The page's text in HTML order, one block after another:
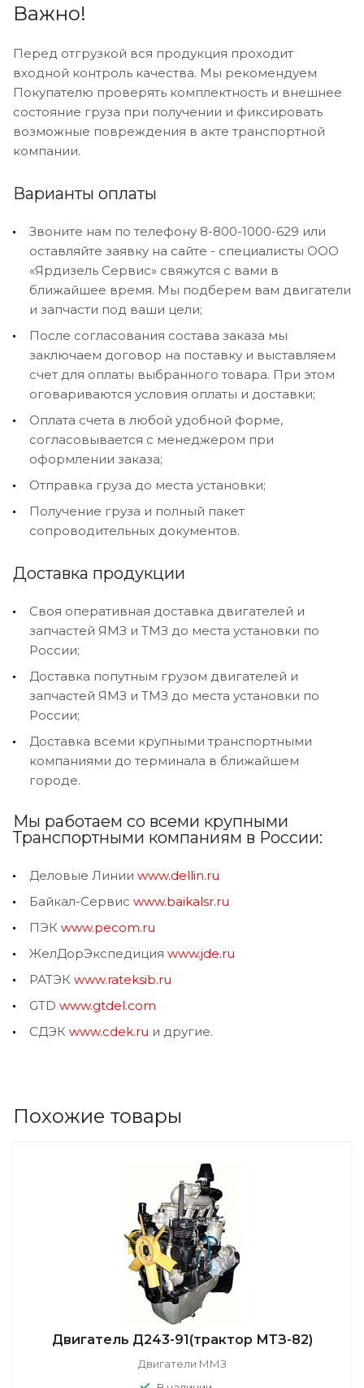
Важно!
Перед отгрузкой вся продукция проходит
входной контроль качества. Мы рекомендуем
Покупателю проверять комплектность и внешнее
состояние груза при получении и фиксировать
возможные повреждения в акте транспортной
компании.
Варианты оплаты
Звоните нам по телефону 8-800-1000-629 или
оставляйте заявку на сайте - специалисты ООО
«Ярдизель Сервис» свяжутся с вами в
ближайшее время. Мы подберем вам двигатели
и запчасти под ваши цели;
После согласования состава заказа мы
заключаем договор на поставку и выставляем
счет для оплаты выбранного товара. При этом
оговариваются условия оплаты и доставки;
Оплата счета в любой удобной форме,
согласовывается с менеджером при
оформлении заказа;
Отправка груза до места установки;
Получение груза и полный пакет
сопроводительных документов.
Доставка продукции
Своя оперативная доставка двигателей и
запчастей ЯМЗ и ТМЗ до места установки по
России;
Доставка попутным грузом двигателей и
запчастей ЯМЗ и ТМЗ до места установки по
России;
Доставка всеми крупными транспортными
компаниями до терминала в ближайшем
городе.
Мы работаем со всеми крупными
Транспортными компаниям в России:
Деловые Линии www.dellin.ru
Байкал-Сервис www.baikalsr.ru
ПЭК www.pecom.ru
ЖелДорЭкспедиция www.jde.ru
РАТЭК www.rateksib.ru
GTD www.gtdel.com
СДЭК www.cdek.ru и другие.
Похожие товары
Двигатель Д243-91(трактор МТЗ-82)
Двигатели ММЗ